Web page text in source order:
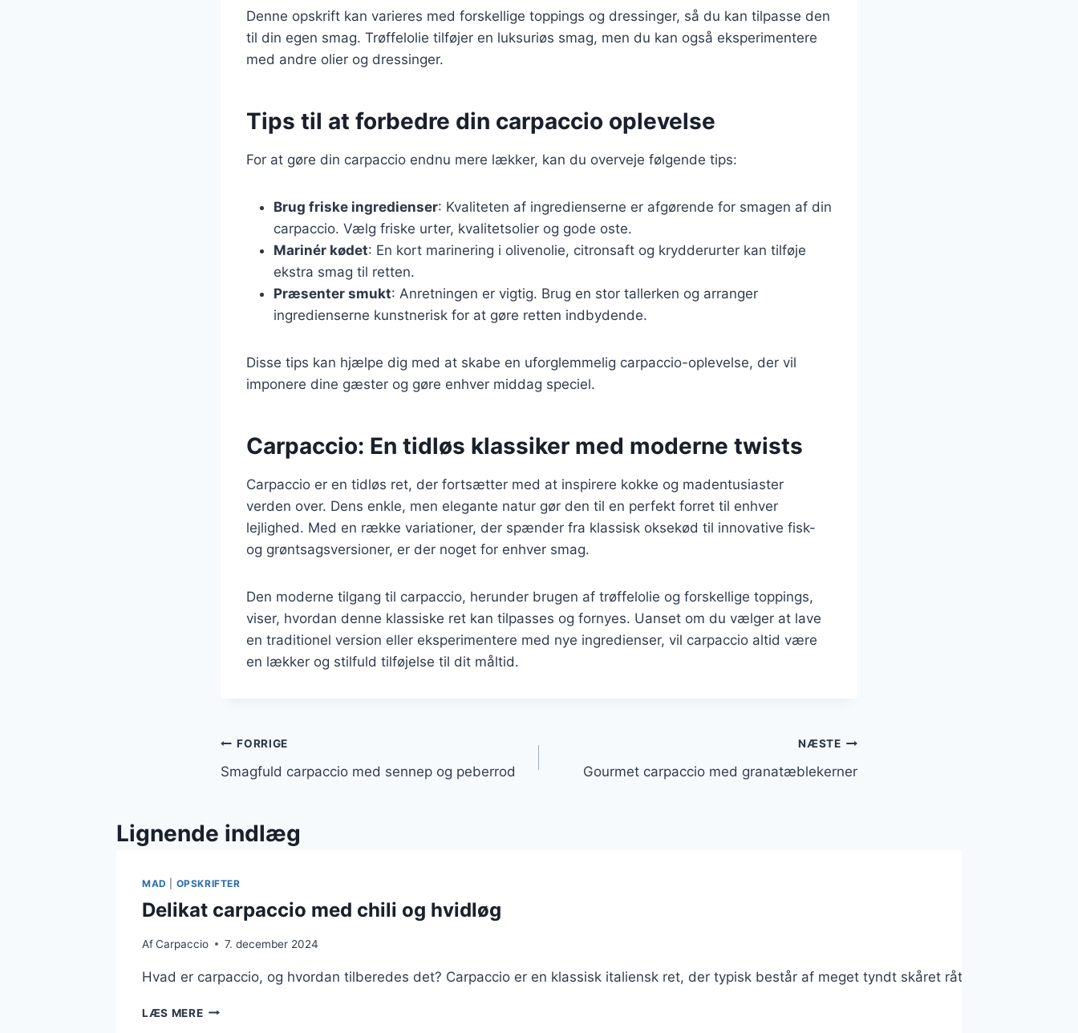
Denne opskrift kan varieres med forskellige toppings og dressinger, så du kan tilpasse den
til din egen smag. Trøffelolie tilføjer en luksuriøs smag, men du kan også eksperimentere
med andre olier og dressinger.
Tips til at forbedre din carpaccio oplevelse
For at gøre din carpaccio endnu mere lækker, kan du overveje følgende tips:
Brug friske ingredienser: Kvaliteten af ingredienserne er afgørende for smagen af din
carpaccio. Vælg friske urter, kvalitetsolier og gode oste.
Marinér kødet: En kort marinering i olivenolie, citronsaft og krydderurter kan tilføje
ekstra smag til retten.
Præsenter smukt: Anretningen er vigtig. Brug en stor tallerken og arranger
ingredienserne kunstnerisk for at gøre retten indbydende.
Disse tips kan hjælpe dig med at skabe en uforglemmelig carpaccio-oplevelse, der vil
imponere dine gæster og gøre enhver middag speciel.
Carpaccio: En tidløs klassiker med moderne twists
Carpaccio er en tidløs ret, der fortsætter med at inspirere kokke og madentusiaster
verden over. Dens enkle, men elegante natur gør den til en perfekt forret til enhver
lejlighed. Med en række variationer, der spænder fra klassisk oksekød til innovative fisk-
og grøntsagsversioner, er der noget for enhver smag.
Den moderne tilgang til carpaccio, herunder brugen af trøffelolie og forskellige toppings,
viser, hvordan denne klassiske ret kan tilpasses og fornyes. Uanset om du vælger at lave
en traditionel version eller eksperimentere med nye ingredienser, vil carpaccio altid være
en lækker og stilfuld tilføjelse til dit måltid.
Indlægsnavigation
FORRIGE
Smagfuld carpaccio med sennep og peberrod
NÆSTE
Gourmet carpaccio med granatæblekerner
Lignende indlæg
MAD OPSKRIFTER
Delikat carpaccio med chili og hvidløg
AfCarpaccio 7. december 2024
Hvad er carpaccio, og hvordan tilberedes det? Carpaccio er en klassisk italiensk ret, der typisk består af meget tyndt skåret råt kød eller fisk,
LÆS MEREDELIKAT